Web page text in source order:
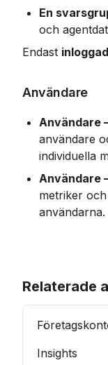
En
och
Endast
Användare
Användare
användare
individuella
Användare
metriker
användarna.
Relaterade
Insights